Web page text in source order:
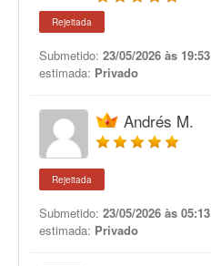
Rejeitada
Submetido: 23/05/2026 às 19:53
estimada: Privado
Andrés M.
Rejeitada
Submetido: 23/05/2026 às 05:13
estimada: Privado